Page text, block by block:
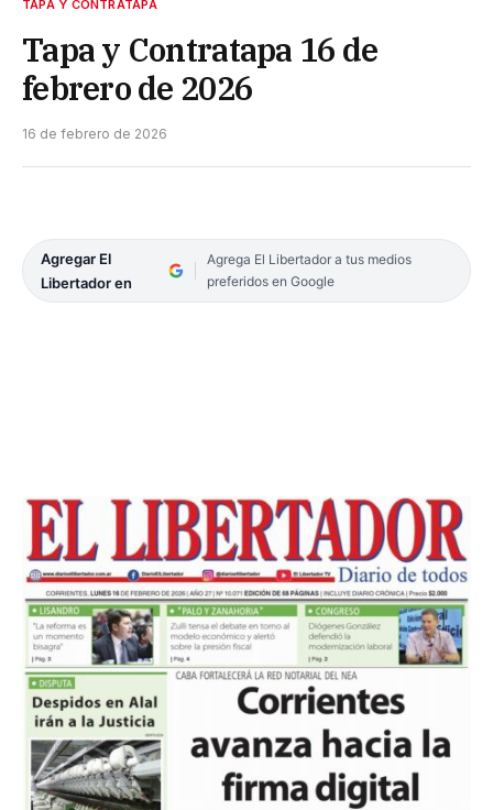
TAPA Y CONTRATAPA
Tapa y Contratapa 16 de
febrero de 2026
16 de febrero de 2026
Agregar El
Libertador en
Agrega El Libertador a tus medios
preferidos en Google